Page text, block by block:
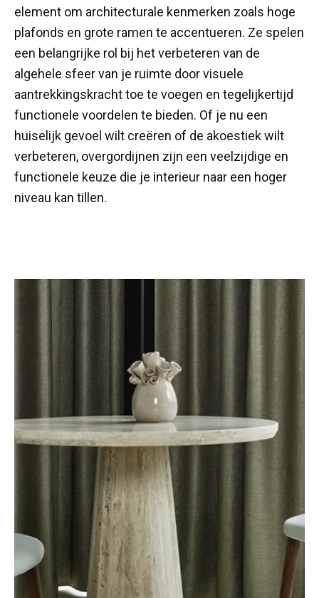
element om architecturale kenmerken zoals hoge
plafonds en grote ramen te accentueren. Ze spelen
een belangrijke rol bij het verbeteren van de
algehele sfeer van je ruimte door visuele
aantrekkingskracht toe te voegen en tegelijkertijd
functionele voordelen te bieden. Of je nu een
huiselijk gevoel wilt creëren of de akoestiek wilt
verbeteren, overgordijnen zijn een veelzijdige en
functionele keuze die je interieur naar een hoger
niveau kan tillen.